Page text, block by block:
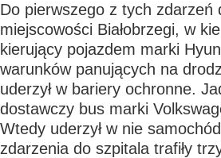
Do pierwszego z tych zdarzeń
miejscowości Białobrzegi, w
kierujący pojazdem marki
warunków panujących na
uderzył w bariery ochronne.
dostawczy bus marki
Wtedy uderzył w nie
zdarzenia do szpitala trafiły